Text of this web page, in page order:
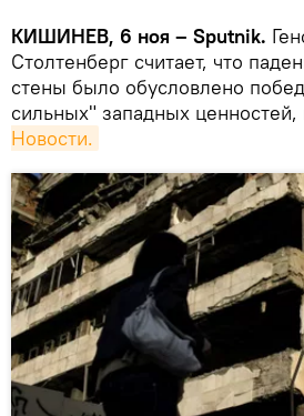
КИШИНЕВ, 6 ноя – Sputnik.
Столтенберг считает, что
стены было обусловлено
сильных" западных
Новости.